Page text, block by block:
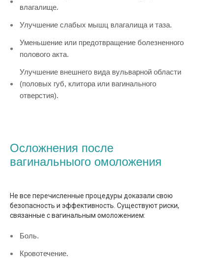
влагалище.
Улучшение слабых мышц влагалища и таза.
Уменьшение или предотвращение болезненного
полового акта.
Улучшение внешнего вида вульварной области
(половых губ, клитора или вагинального
отверстия).
Осложнения после
вагинальныого омоложения
Не все перечисленные процедуры доказали свою
безопасность и эффективность. Существуют риски,
связанные с вагинальным омоложением:
Боль.
Кровотечение.